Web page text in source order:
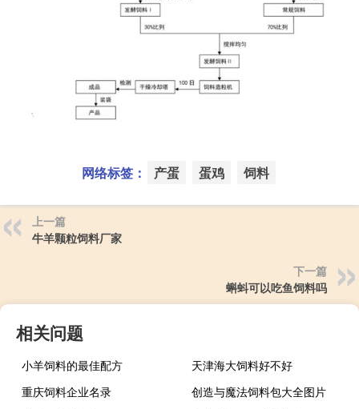
网络标签： 产蛋 蛋鸡 饲料
上一篇
牛羊颗粒饲料厂家
下一篇
蝌蚪可以吃鱼饲料吗
相关问题
小羊饲料的最佳配方
天津海大饲料好不好
重庆饲料企业名录
创造与魔法饲料包大全图片